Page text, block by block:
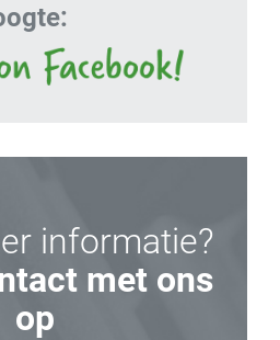
informatie?
met ons
op